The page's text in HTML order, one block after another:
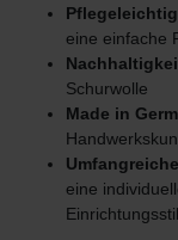
eine einfache
Schurwolle
Made in
eine
Einrichtungsstil